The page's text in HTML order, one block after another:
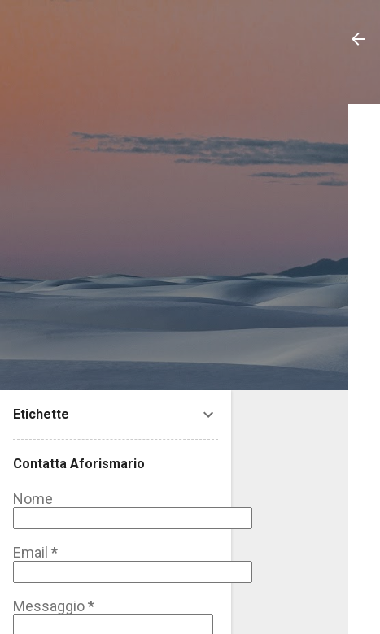
Etichette
Contatta Aforismario
Nome
Email *
Messaggio*